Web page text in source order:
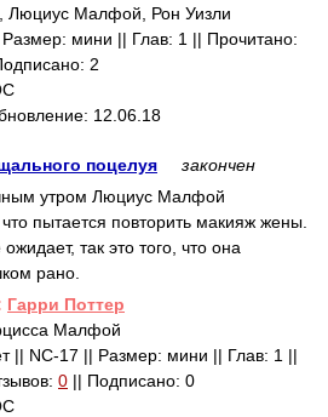
Люциус Малфой, Рон Уизли
мини || Глав: 1 || Прочитано:
2
12.06.18
поцелуя
закончен
утром Люциус Малфой
пытается повторить макияж жены.
так это того, что она
рано.
Гарри Поттер
Малфой
|| NC-17 || Размер: мини || Глав: 1 ||
0 || Подписано: 0